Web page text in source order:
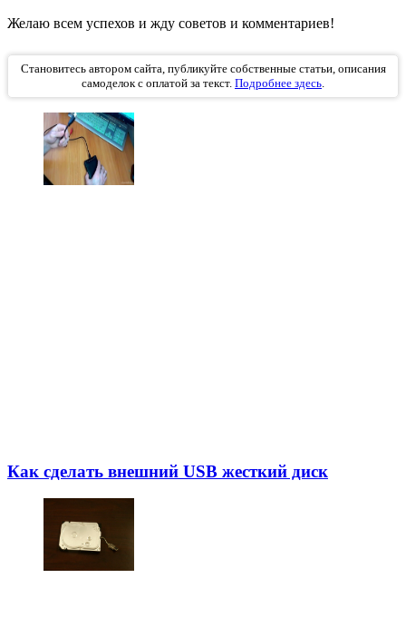
Желаю всем успехов и жду советов и комментариев!
Становитесь автором сайта, публикуйте собственные статьи, описания
самоделок с оплатой за текст. Подробнее здесь.
Как сделать внешний USB жесткий диск